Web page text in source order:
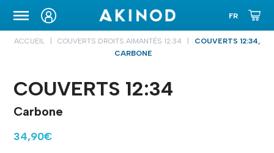
ETUIS DE TRANSPORT
ACCUEIL COUVERTS DROITS AIMANTÉS 12:34
COUVERTS 12:34,
CARBONE
COUVERTS 12:34
Carbone
34,90€